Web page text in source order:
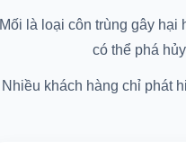
Mối là loại côn trùng gây
có thể phá
Nhiều khách hàng chỉ phát